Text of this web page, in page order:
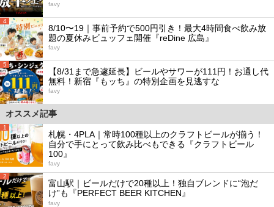
favy
4
8/10〜19｜事前予約で500円引き！最大4時間食べ飲み放
題の夏休みビュッフェ開催『reDine 広島』
favy
5
【8/31まで急遽延長】ビールやサワーが111円！お通し代
無料！新宿『もッち』の特別企画を見逃すな
favy
オススメ記事
1
札幌・4PLA｜常時100種以上のクラフトビールが揃う！
自分で手にとって飲み比べもできる『クラフトビール
100』
favy
2
富山駅｜ビールだけで20種以上！独自ブレンドに“泡だ
け”も『PERFECT BEER KITCHEN』
favy